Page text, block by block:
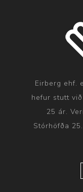
Eirberg ehf.
hefur stutt
25 ár.
Stórhöfða